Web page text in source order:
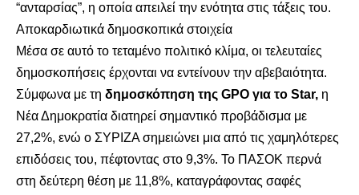
“ανταρσίας”, η οποία απειλεί την ενότητα στις τάξεις του.
Αποκαρδιωτικά δημοσκοπικά στοιχεία
Μέσα σε αυτό το τεταμένο πολιτικό κλίμα, οι τελευταίες
δημοσκοπήσεις έρχονται να εντείνουν την αβεβαιότητα.
Σύμφωνα με τη δημοσκόπηση της GPO για το Star, η
Νέα Δημοκρατία διατηρεί σημαντικό προβάδισμα με
27,2%, ενώ ο ΣΥΡΙΖΑ σημειώνει μια από τις χαμηλότερες
επιδόσεις του, πέφτοντας στο 9,3%. Το ΠΑΣΟΚ περνά
στη δεύτερη θέση με 11,8%, καταγράφοντας σαφές